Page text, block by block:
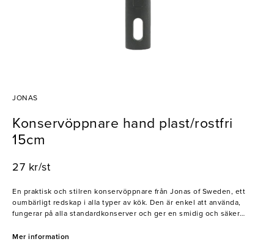
JONAS
Konservöppnare hand plast/rostfri
15cm
27 kr/st
En praktisk och stilren konservöppnare från Jonas of Sweden, ett
oumbärligt redskap i alla typer av kök. Den är enkel att använda,
fungerar på alla standardkonserver och ger en smidig och säker
Mer information